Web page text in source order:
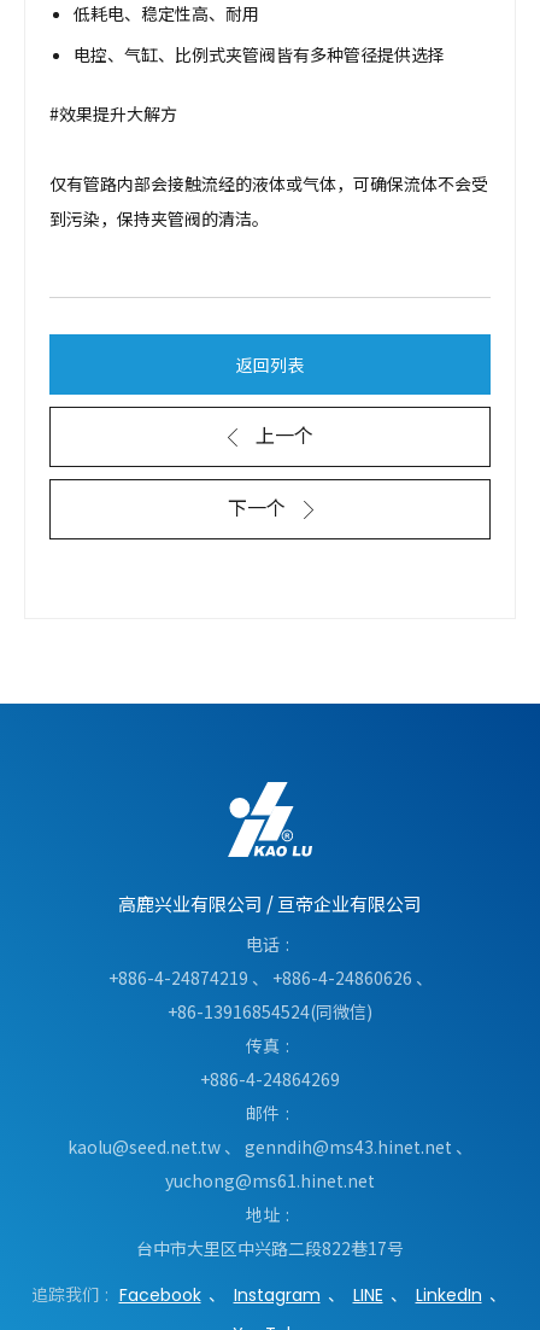
低耗电、稳定性高、耐用
电控、气缸、比例式夹管阀皆有多种管径提供选择
#效果提升大解方
仅有管路内部会接触流经的液体或气体，可确保流体不会受
到污染，保持夹管阀的清洁。
上一个
返回列表
下一个
高鹿兴业有限公司 /亘帝企业有限公司
电话
+886-4-24874219 、 +886-4-24860626 、
+86-13916854524(同微信)
传真
+886-4-24864269
邮件
kaolu@seed.net.tw 、 genndih@ms43.hinet.net 、
yuchong@ms61.hinet.net
地址
台中市大里区中兴路二段822巷17号
追踪我们
Facebook Instagram LINE
LinkedIn